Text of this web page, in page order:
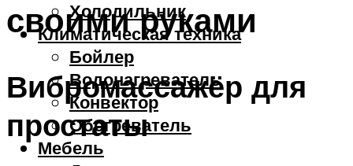
Холодильник
Климатическая техника
Бойлер
Водонагреватель
Конвектор
Обогреватель
Мебель
своими руками
Вибромассажёр для
простаты